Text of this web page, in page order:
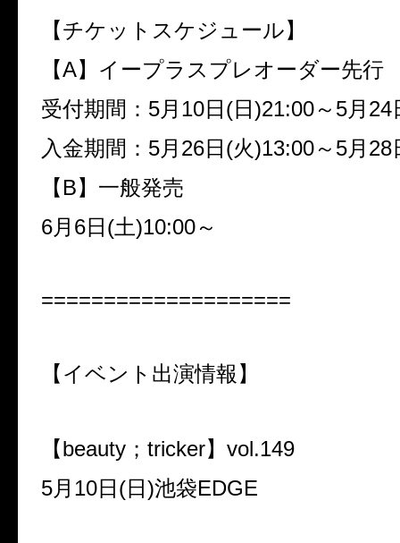
【チケットスケジュール】
【A】イープラスプレオーダー先行
受付期間： 5月 10日 (日 )21:00～ 5月 24
入金期間： 5月 26日 (火)13:00～ 5月 28
【 B】一般発売
6月 6日 (土)10:00～
====================
【イベント出演情報】
【beauty ； tricker】 vol.149
5月 10日 (日 )池袋EDGE